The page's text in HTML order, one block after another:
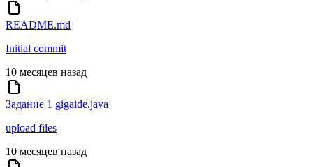
README.md
Initial commit
10 месяцев назад
Задание 1 gigaide.java
upload files
10 месяцев назад